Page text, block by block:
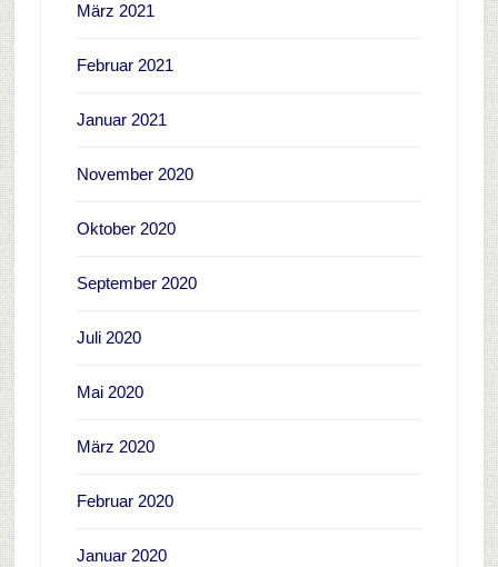
März 2021
Februar 2021
Januar 2021
November 2020
Oktober 2020
September 2020
Juli 2020
Mai 2020
März 2020
Februar 2020
Januar 2020